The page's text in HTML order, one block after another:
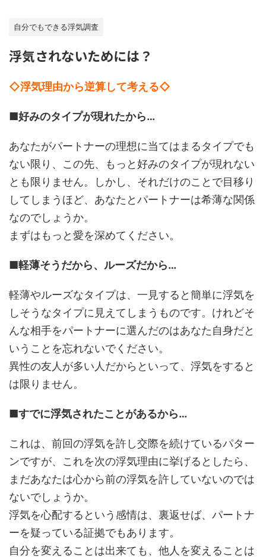
自分でもできる浮気調査
浮気されないためには？
◇浮気理由から逆算して考える◇
■好みのタイプが現れたから…
あなたがパートナーの理想に当てはまるタイプでも
ない限り、この先、もっと好みのタイプが現れない
とも限りません。しかし、それだけのことで目移り
してしまうほど、あなたとパートナーは希薄な関係
なのでしょうか。
まずはもっと愛を深めてください。
■軽薄そうだから、ルーズだから…
軽薄やルーズなタイプは、一見すると簡単に浮気を
しそうなタイプに見えてしまうものです。けれどそ
んな相手をパートナーに選んだのはあなた自身だと
いうことを忘れないでください。
異性の友人が多い人だからといって、浮気をすると
は限りません。
■すでに浮気されたことがあるから…
これは、前回の浮気を許し交際を続けているパター
ンですが、これを次の浮気理由に挙げるとしたら、
まだあなたは心から前の浮気を許していないのでは
ないでしょうか。
浮気を心配するという感情は、裏返せば、パートナ
ーを疑っている証拠でもあります。
自分を変えることは出来ても、他人を変えることは